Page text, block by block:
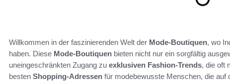
Willkommen in der faszinierenden Welt der Mode-Boutiquen, wo
haben. Diese Mode-Boutiquen bieten nicht nur ein sorgfältig
uneingeschränkten Zugang zu exklusiven Fashion-Trends, die oft
besten Shopping-Adressen für modebewusste Menschen, die auf